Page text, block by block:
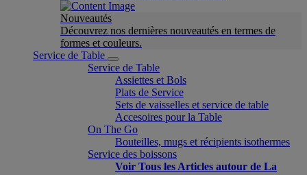
Nouveautés
Découvrez nos dernières nouveautés en termes de
formes et couleurs.
Service de Table
Service de Table
Assiettes et Bols
Plats de Service
Sets de vaisselles et service de table
Accesoires pour la Table
On The Go
Bouteilles, mugs et récipients isothermes
Service des boissons
Voir Tous les Articles autour de La